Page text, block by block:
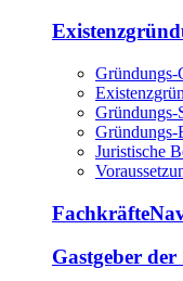
Gründungs-
Gründungs-
Gründungs-
Juristische
Gastgeber